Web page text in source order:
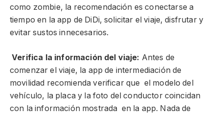
como zombie, la recomendación es conectarse a
tiempo en la app de DiDi, solicitar el viaje, disfrutar y
evitar sustos innecesarios.
Verifica la información del viaje: Antes de
comenzar el viaje, la app de intermediación de
movilidad recomienda verificar que el modelo del
vehículo, la placa y la foto del conductor coincidan
con la información mostrada en la app. Nada de